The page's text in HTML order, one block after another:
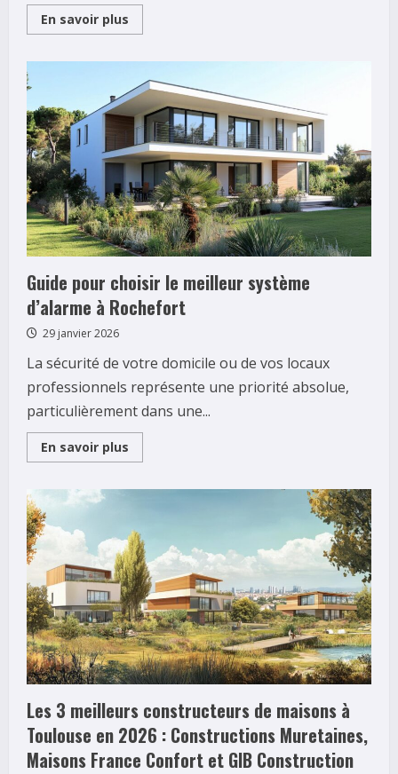
En savoir plus
more
une
piscine
en
béton
projeté
avec
des
solutions
respectueuses
de
l’environnement
Guide pour choisir le meilleur système
d’alarme à Rochefort
29 janvier 2026
La sécurité de votre domicile ou de vos locaux
professionnels représente une priorité absolue,
particulièrement dans une...
En savoir plus
more
meilleur
système
d’alarme
à
Rochefort
Les 3 meilleurs constructeurs de maisons à
Toulouse en 2026 : Constructions Muretaines,
Maisons France Confort et GIB Construction